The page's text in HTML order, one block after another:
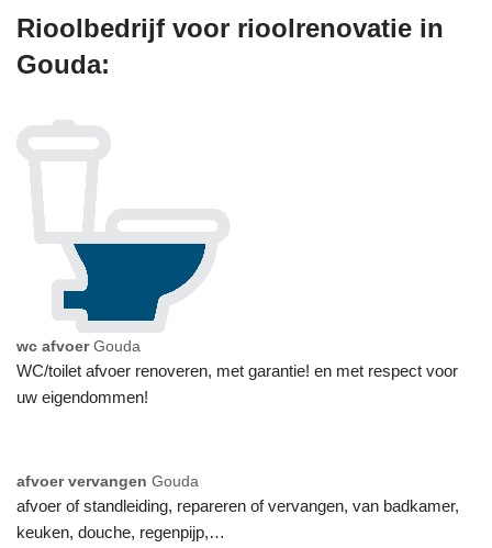
Rioolbedrijf voor rioolrenovatie in
Gouda:
wc afvoer Gouda
WC/toilet afvoer renoveren, met garantie! en met respect voor
uw eigendommen!
afvoer vervangen Gouda
afvoer of standleiding, repareren of vervangen, van badkamer,
keuken, douche, regenpijp,…